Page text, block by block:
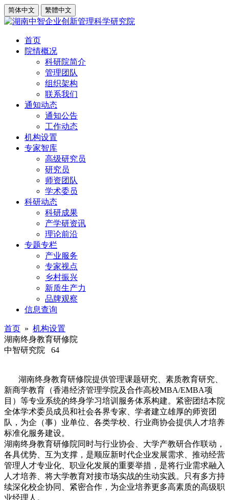
简体中文 繁體中文
首页
院情概况
科研院简介
管理团队
组织架构
联系我们
通知动态
通知公告
工作动态
机构设置
专家智库
高级研究员
研究员
师资团队
学术委员
科研动态
科研成果
产学研资讯
理论前沿
专题专栏
产业服务
专家视点
乡村振兴
新质生产力
品牌观察
信息查询
首页 » 机构设置
湖南终身教育研修院
中智研究院 64
湖南终身教育研修院提供管理课题研究、素质教育研究、
新商学教育（香港经济管理学院及合作高校MBA/EMBA项
目）等专业系统的终身学习培训服务体系构建。紧密团结本院
全体学术委员成员和社会各界专家、学者建立雄厚的师资团
队，为企（事）业单位、各类学校、行业商协会提供人才培养
标准化服务建设。
湖南终身教育研修院同时与行业协会、大学产教研合作联动，
各具优势、互为支撑，是顺应新时代企业发展需求、推动经营
管理人才专业化、职业化发展的重要举措，是将行业需求融入
人才培养、将大学教育对接市场实战的生动实践。只有多方持
续深化校企协同、紧密合作，为企业培养更多高素质的高级职
业经理人。